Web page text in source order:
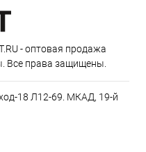
- оптовая продажа
Все права защищены.
18 Л12-69. МКАД, 19-й